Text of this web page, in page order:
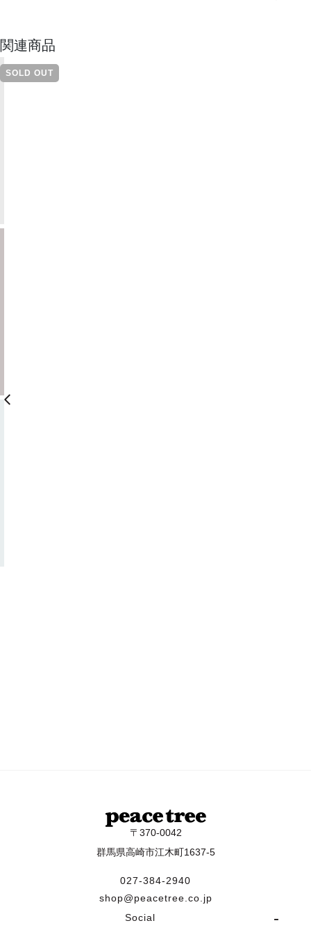
関連商品
SOLD OUT
〒370-0042
群馬県高崎市江木町1637-5
027-384-2940
shop@peacetree.co.jp
Social